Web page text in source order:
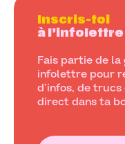
Inscris-toi
à l’infolettre
Fais partie de
infolettre pour
d’infos, de
direct dans ta